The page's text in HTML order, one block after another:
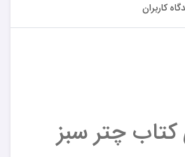
کاربران
چتر سبز